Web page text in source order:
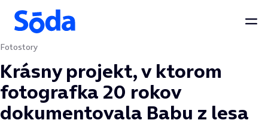
Preskočiť na obsah
Fotostory
Krásny projekt, v ktorom
fotografka 20 rokov
dokumentovala Babu z lesa